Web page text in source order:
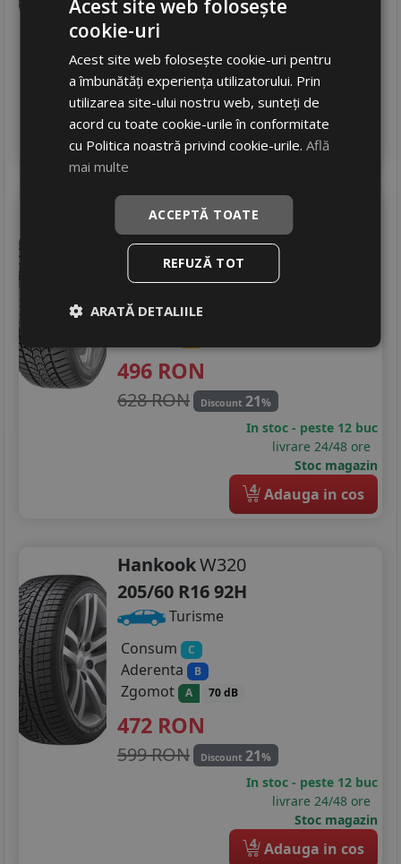
518RON
709 RON
In stoc - peste 12 buc
Stoc magazin
4 Adauga in cos
Debica Frigo hp 2
225/55 R16 95H
Turisme
Aderenta C
496 RON
628 RON Discount 21%
In stoc - peste 12 buc
livrare 24/48 ore
Stoc magazin
4 Adauga in cos
HankookW320
205/60 R16 92H
Turisme
Consum
C
Aderenta B
Zgomot A 70 dB
472 RON
599 RON Discount 21%
In stoc - peste 12 buc
livrare 24/48 ore
Stoc magazin
4 Adauga in cos
Acest site web folosește
cookie-uri
Acest site web folosește cookie-uri pentru
a îmbunătăți experiența utilizatorului. Prin
utilizarea site-ului nostru web, sunteți de
acord cu toate cookie-urile în conformitate
cu Politica noastră privind cookie-urile.Află
mai multe
ACCEPTĂ TOATE
REFUZĂ TOT
ARATĂ DETALIILE